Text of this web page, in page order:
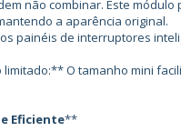
não combinar. Este
a aparência original.
de interruptores
O tamanho mini
Eficiente**